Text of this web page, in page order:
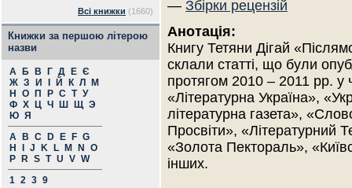
Всі книжки (1660)
Книжки за першою літерою
назви
А Б В Г Д Е Є
Ж З И Й К Л
М
Н
О П Р С Т У
Ф Х Ц Ч Ш Щ Э
Ю Я
A
B C D E F G
H
J K L M N
O
P
R S T U V W
1 2 3 9
— Збірки рецензій
Анотація:
Книгу Тетяни Дігай
склали статті, що були
протягом 2010 – 2011 рр. у
«Літературна Україна»,
літературна газета»,
Просвіти», «Літературний
«Золота Пектораль»,
інших.